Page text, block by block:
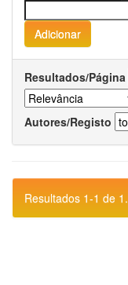
Resultados/Página
Autores/Registo
Resultados 1-1 de 1.